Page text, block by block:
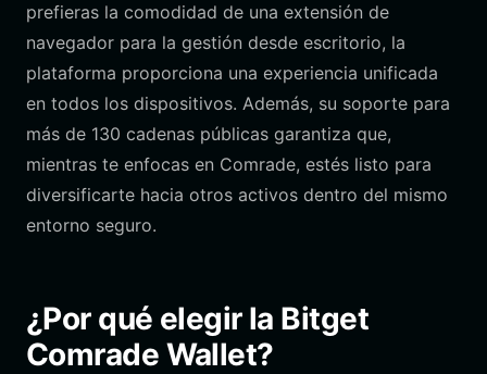
prefieras la comodidad de una extensión de
navegador para la gestión desde escritorio, la
plataforma proporciona una experiencia unificada
en todos los dispositivos. Además, su soporte para
más de 130 cadenas públicas garantiza que,
mientras te enfocas en Comrade, estés listo para
diversificarte hacia otros activos dentro del mismo
entorno seguro.
¿Por qué elegir la Bitget
Comrade Wallet?